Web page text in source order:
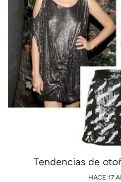
Tendencias de
HACE 17